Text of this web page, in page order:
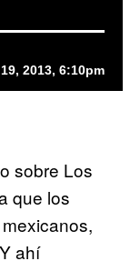
2013, 6:10pm
sobre Los
que los
ahí